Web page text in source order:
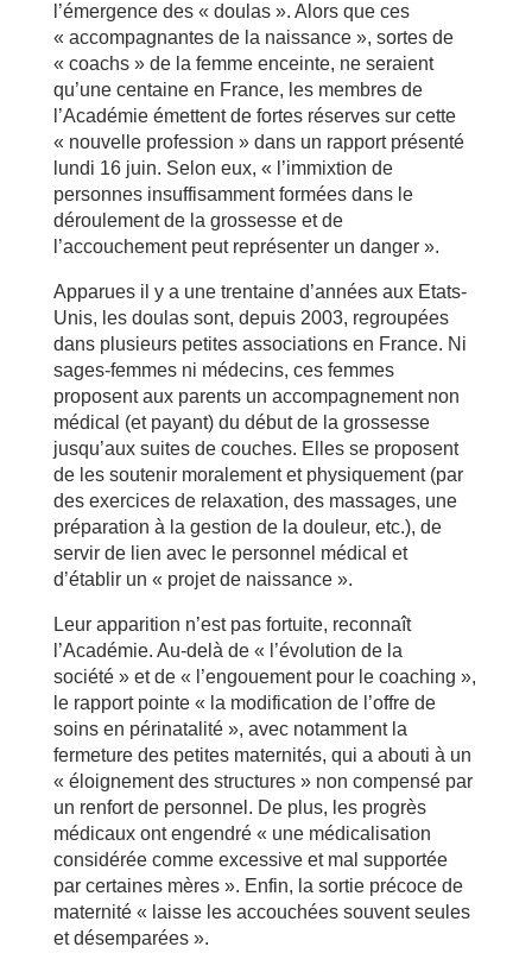
l’émergence des « doulas ». Alors que ces
« accompagnantes de la naissance », sortes de
« coachs » de la femme enceinte, ne seraient
qu’une centaine en France, les membres de
l’Académie émettent de fortes réserves sur cette
« nouvelle profession » dans un rapport présenté
lundi 16 juin. Selon eux, « l’immixtion de
personnes insuffisamment formées dans le
déroulement de la grossesse et de
l’accouchement peut représenter un danger ».
Apparues il y a une trentaine d’années aux Etats-
Unis, les doulas sont, depuis 2003, regroupées
dans plusieurs petites associations en France. Ni
sages-femmes ni médecins, ces femmes
proposent aux parents un accompagnement non
médical (et payant) du début de la grossesse
jusqu’aux suites de couches. Elles se proposent
de les soutenir moralement et physiquement (par
des exercices de relaxation, des massages, une
préparation à la gestion de la douleur, etc.), de
servir de lien avec le personnel médical et
d’établir un « projet de naissance ».
Leur apparition n’est pas fortuite, reconnaît
l’Académie. Au-delà de « l’évolution de la
société » et de « l’engouement pour le coaching »,
le rapport pointe « la modification de l’offre de
soins en périnatalité », avec notamment la
fermeture des petites maternités, qui a abouti à un
« éloignement des structures » non compensé par
un renfort de personnel. De plus, les progrès
médicaux ont engendré « une médicalisation
considérée comme excessive et mal supportée
par certaines mères ». Enfin, la sortie précoce de
maternité « laisse les accouchées souvent seules
et désemparées ».